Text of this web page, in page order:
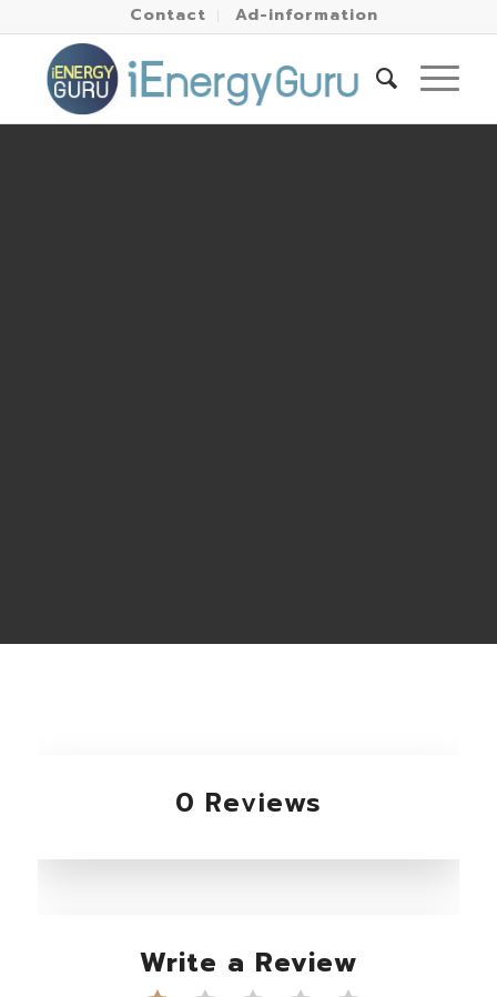
Contact Ad-information
0 Reviews
Write a Review